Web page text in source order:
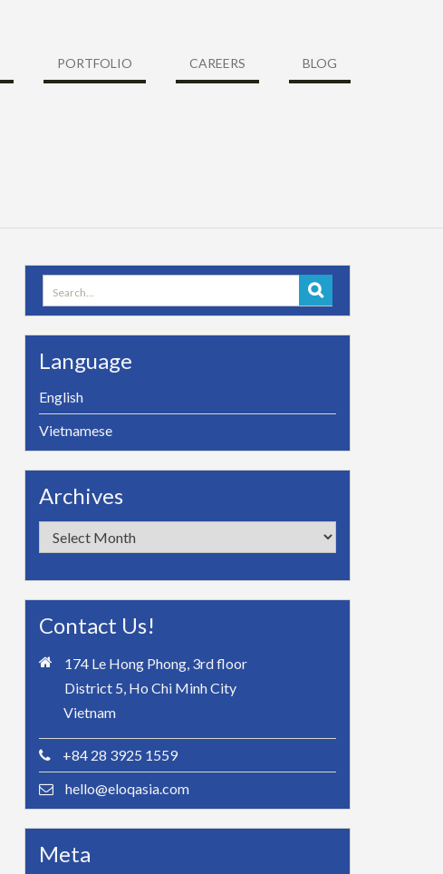
PORTFOLIO CAREERS BLOG
Search
for:
Language
English
Vietnamese
Archives
Archives
Contact Us!
174 Le Hong Phong, 3rd floor
District 5, Ho Chi Minh City
Vietnam
+84 28 3925 1559
hello@eloqasia.com
Meta